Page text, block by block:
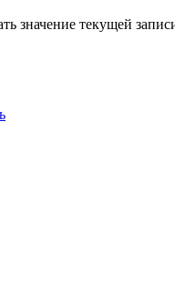
значение текущей